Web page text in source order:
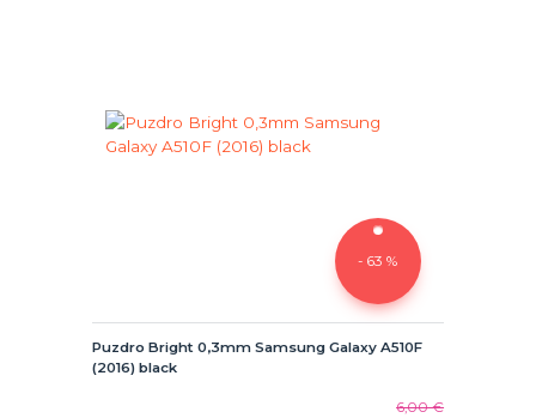
- 63 %
Puzdro Bright 0,3mm Samsung Galaxy A510F
(2016) black
6,00 €